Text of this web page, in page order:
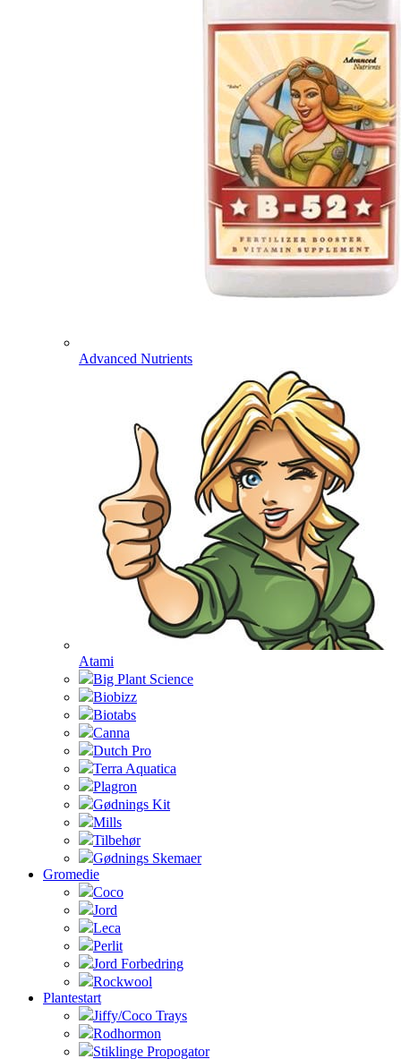
Advanced Nutrients
Atami
Big Plant Science
Biobizz
Biotabs
Canna
Dutch Pro
Terra Aquatica
Plagron
Gødnings Kit
Mills
Tilbehør
Gødnings Skemaer
Gromedie
Coco
Jord
Leca
Perlit
Jord Forbedring
Rockwool
Plantestart
Jiffy/Coco Trays
Rodhormon
Stiklinge Propogator